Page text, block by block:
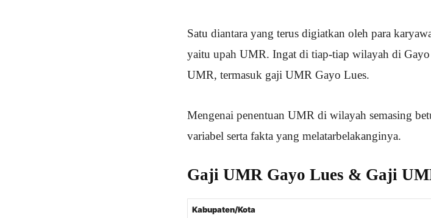
Satu diantara yang terus digiatkan oleh para
yaitu upah UMR. Ingat di tiap-tiap wilayah di
UMR, termasuk gaji UMR Gayo Lues.
Mengenai penentuan UMR di wilayah semasing
variabel serta fakta yang melatarbelakanginya.
Gaji UMR Gayo Lues & Gaji
Kabupaten/Kota